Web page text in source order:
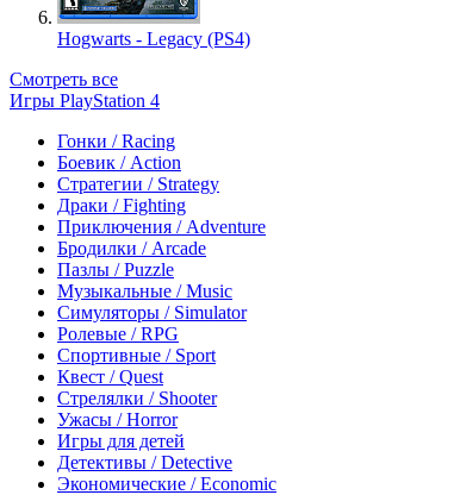
Hogwarts - Legacy (PS4)
Смотреть все
Игры PlayStation 4
Гонки / Racing
Боевик / Action
Стратегии / Strategy
Драки / Fighting
Приключения / Adventure
Бродилки / Arcade
Пазлы / Puzzle
Музыкальные / Music
Симуляторы / Simulator
Ролевые / RPG
Спортивные / Sport
Квест / Quest
Стрелялки / Shooter
Ужасы / Horror
Игры для детей
Детективы / Detective
Экономические / Economic